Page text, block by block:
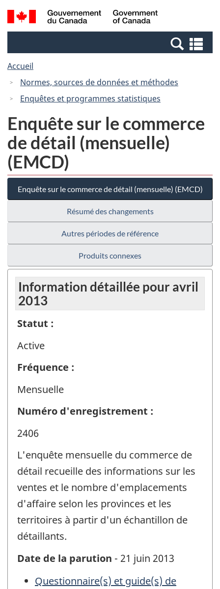
Passer
au
Passer
à
Canada
Recherche
et
et
Accueil
Normes, sources de données et méthodes
Enquêtes et programmes statistiques
Enquête sur le commerce
de détail (mensuelle)
(EMCD)
Enquête sur le commerce de détail (mensuelle) (EMCD)
Résumé des changements
Autres périodes de référence
Produits connexes
Information détaillée pour avril
2013
Statut :
Active
Fréquence :
Mensuelle
Numéro d'enregistrement :
2406
L'enquête mensuelle du commerce de
détail recueille des informations sur les
ventes et le nombre d'emplacements
d'affaire selon les provinces et les
territoires à partir d'un échantillon de
détaillants.
Date de la parution - 21 juin 2013
Questionnaire(s) et guide(s) de